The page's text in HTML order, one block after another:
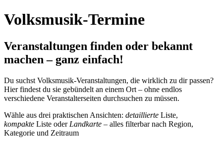
Volksmusik-Termine
Veranstaltungen finden oder bekannt
machen – ganz einfach!
Du suchst Volksmusik-Veranstaltungen, die wirklich zu dir passen?
Hier findest du sie gebündelt an einem Ort – ohne endlos
verschiedene Veranstalterseiten durchsuchen zu müssen.
Wähle aus drei praktischen Ansichten: detaillierte Liste,
kompakte Liste oder Landkarte – alles filterbar nach Region,
Kategorie und Zeitraum